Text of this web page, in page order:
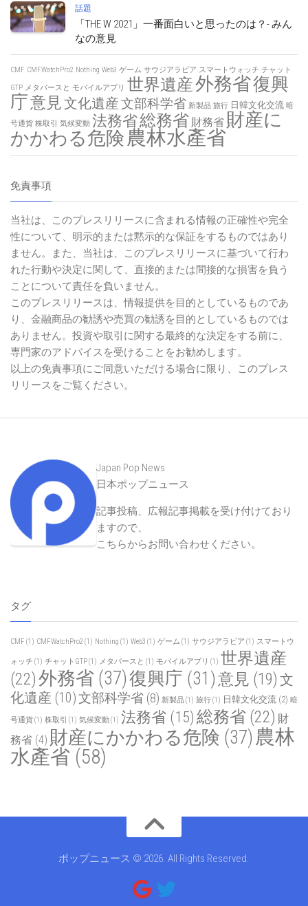
話題
「THE W 2021」一番面白いと思ったのは？- みん
なの意見
CMF CMFWatchPro2 Nothing Web3 ゲーム サウジアラビア スマートウォッチ チャット
GTP メタバースと モバイルアプリ 世界遺産外務省復興
庁意見文化遺産文部科学省 新製品 旅行 日韓文化交流 暗
号通貨 株取引 気候変動 法務省総務省 財務省 財産に
かかわる危険 農林水產省
免責事項
当社は、このプレスリリースに含まれる情報の正確性や完全
性について、明示的または黙示的な保証をするものではあり
ません。また、当社は、このプレスリリースに基づいて行わ
れた行動や決定に関して、直接的または間接的な損害を負う
ことについて責任を負いません。
このプレスリリースは、情報提供を目的としているものであ
り、金融商品の勧誘や売買の勧誘を目的としているものでは
ありません。投資や取引に関する最終的な決定をする前に、
専門家のアドバイスを受けることをお勧めします。
以上の免責事項にご同意いただける場合に限り、このプレス
リリースをご覧ください。
Japan Pop News
日本ポップニュース
記事投稿、広報記事掲載を受け付けており
ますので、
こちらからお問い合わせください。
タグ
CMF (1) CMFWatchPro2 (1) Nothing (1) Web3 (1) ゲーム (1) サウジアラビア (1) スマートウ
ォッチ (1) チャットGTP(1) メタバースと (1) モバイルアプリ (1) 世界遺産
(22)外務省 (37)復興庁 (31)意見 (19) 文
化遺産 (10)文部科学省 (8) 新製品(1) 旅行(1) 日韓文化交流 (2) 暗
号通貨(1) 株取引 (1) 気候変動(1) 法務省 (15) 総務省 (22) 財
務省 (4) 財産にかかわる危険 (37) 農林
水產省 (58)
ポップニュース © 2026. All Rights Reserved.